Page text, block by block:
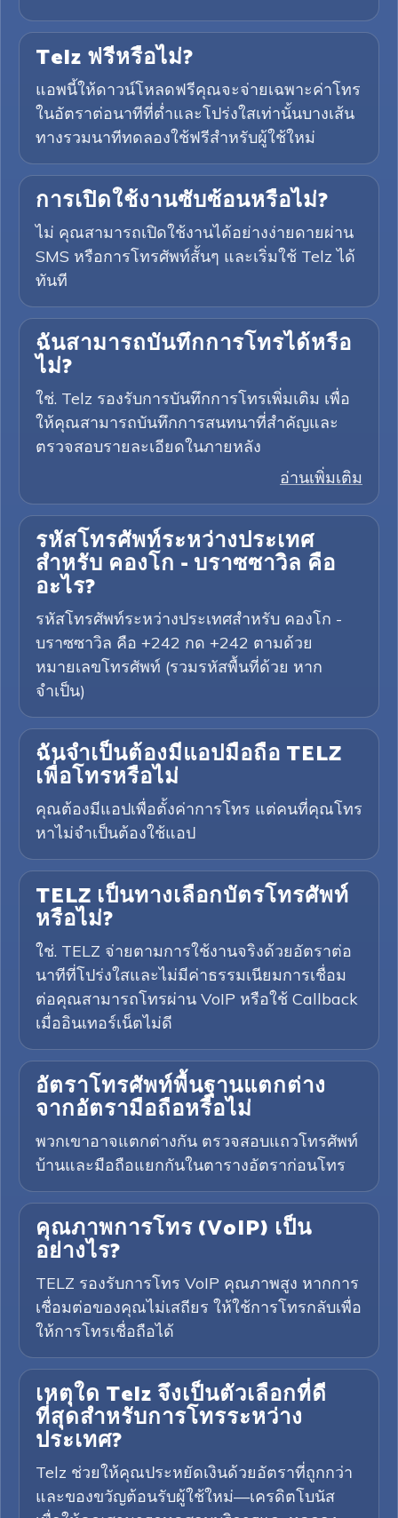
Telz ฟรีหรือไม่?
แอพนี้ให้ดาวน์โหลดฟรีคุณจะจ่ายเฉพาะค่าโทร
ในอัตราต่อนาทีที่ต่ำและโปร่งใสเท่านั้นบางเส้น
ทางรวมนาทีทดลองใช้ฟรีสำหรับผู้ใช้ใหม่
การเปิดใช้งานซับซ้อนหรือไม่?
ไม่ คุณสามารถเปิดใช้งานได้อย่างง่ายดายผ่าน
SMS หรือการโทรศัพท์สั้นๆ และเริ่มใช้ Telz ได้
ทันที
ฉันสามารถบันทึกการโทรได้หรือ
ไม่?
ใช่. Telz รองรับการบันทึกการโทรเพิ่มเติม เพื่อ
ให้คุณสามารถบันทึกการสนทนาที่สำคัญและ
ตรวจสอบรายละเอียดในภายหลัง
อ่านเพิ่มเติม
รหัสโทรศัพท์ระหว่างประเทศ
สำหรับ คองโก - บราซซาวิล คือ
อะไร?
รหัสโทรศัพท์ระหว่างประเทศสำหรับ คองโก -
บราซซาวิล คือ +242 กด +242 ตามด้วย
หมายเลขโทรศัพท์ (รวมรหัสพื้นที่ด้วย หาก
จำเป็น)
ฉันจำเป็นต้องมีแอปมือถือ TELZ
เพื่อโทรหรือไม่
คุณต้องมีแอปเพื่อตั้งค่าการโทร แต่คนที่คุณโทร
หาไม่จำเป็นต้องใช้แอป
TELZ เป็นทางเลือกบัตรโทรศัพท์
หรือไม่?
ใช่. TELZ จ่ายตามการใช้งานจริงด้วยอัตราต่อ
นาทีที่โปร่งใสและไม่มีค่าธรรมเนียมการเชื่อม
ต่อคุณสามารถโทรผ่าน VoIP หรือใช้ Callback
เมื่ออินเทอร์เน็ตไม่ดี
อัตราโทรศัพท์พื้นฐานแตกต่าง
จากอัตรามือถือหรือไม่
พวกเขาอาจแตกต่างกัน ตรวจสอบแถวโทรศัพท์
บ้านและมือถือแยกกันในตารางอัตราก่อนโทร
คุณภาพการโทร (VoIP) เป็น
อย่างไร?
TELZ รองรับการโทร VoIP คุณภาพสูง หากการ
เชื่อมต่อของคุณไม่เสถียร ให้ใช้การโทรกลับเพื่อ
ให้การโทรเชื่อถือได้
เหตุใด Telz จึงเป็นตัวเลือกที่ดี
ที่สุดสำหรับการโทรระหว่าง
ประเทศ?
Telz ช่วยให้คุณประหยัดเงินด้วยอัตราที่ถูกกว่า
และของขวัญต้อนรับผู้ใช้ใหม่—เครดิตโบนัส